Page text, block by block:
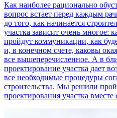
Как наиболее рационально
вопрос встает перед каждым
до того, как начинается
участка зависит очень многое:
пройдут коммуникации, как
и, в конечном счете, каковы
все вышеперечисленное. А в
проектирование участка дает
все необходимые процедуры
строительства. Мы решили
проектирования участка вместе